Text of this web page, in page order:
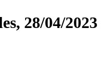
28/04/2023